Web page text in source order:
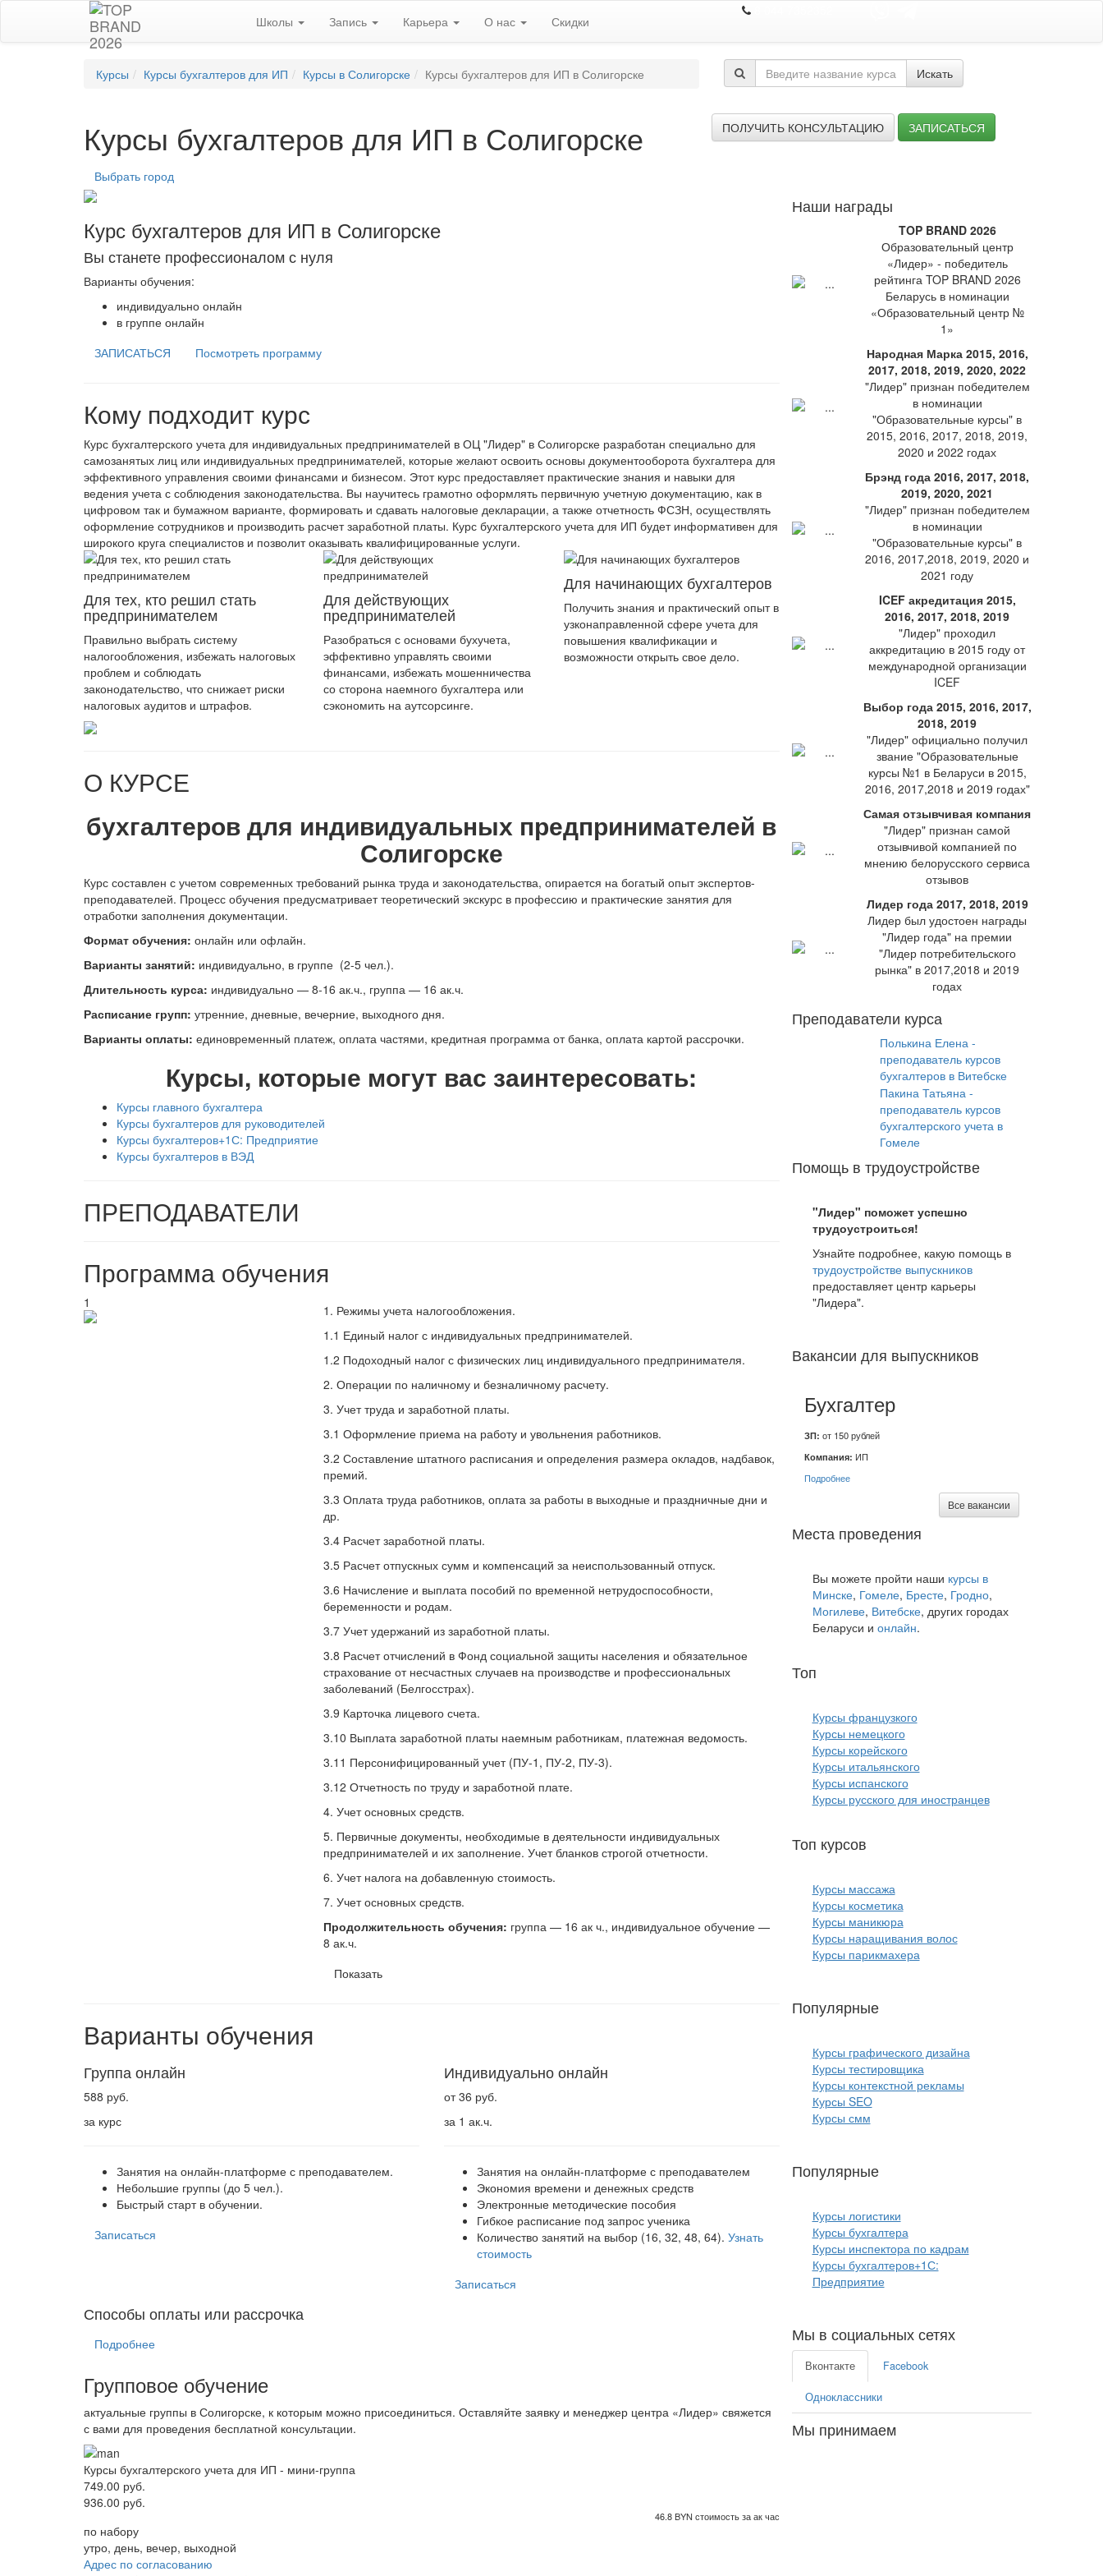
Школы Запись Карьера О нас Скидки
Курсы Курсы бухгалтеров для ИП Курсы в Солигорске Курсы бухгалтеров для ИП в Солигорске Искать
Курсы бухгалтеров для ИП в Солигорске ПОЛУЧИТЬ КОНСУЛЬТАЦИЮ ЗАПИСАТЬСЯ
Выбрать город
Курс бухгалтеров для ИП в Солигорске
Вы станете профессионалом с нуля
Варианты обучения:
индивидуально онлайн
в группе онлайн
ЗАПИСАТЬСЯ
Посмотреть программу
Кому подходит курс
Курс бухгалтерского учета для индивидуальных предпринимателей в ОЦ "Лидер" в Солигорске разработан специально для
самозанятых лиц или индивидуальных предпринимателей, которые желают освоить основы документооборота бухгалтера для
эффективного управления своими финансами и бизнесом. Этот курс предоставляет практические знания и навыки для
ведения учета с соблюдения законодательства. Вы научитесь грамотно оформлять первичную учетную документацию, как в
цифровом так и бумажном варианте, формировать и сдавать налоговые декларации, а также отчетность ФСЗН, осуществлять
оформление сотрудников и производить расчет заработной платы. Курс бухгалтерского учета для ИП будет информативен для
широкого круга специалистов и позволит оказывать квалифицированные услуги.
Для тех, кто решил стать
предпринимателем
Правильно выбрать систему
налогообложения, избежать налоговых
проблем и соблюдать
законодательство, что снижает риски
налоговых аудитов и штрафов.
Для действующих
предпринимателей
Разобраться с основами бухучета,
эффективно управлять своими
финансами, избежать мошенничества
со сторона наемного бухгалтера или
сэкономить на аутсорсинге.
Для начинающих бухгалтеров
Получить знания и практический опыт в
узконаправленной сфере учета для
повышения квалификации и
возможности открыть свое дело.
О КУРСЕ
бухгалтеров для индивидуальных предпринимателей в
Солигорске
Курс составлен с учетом современных требований рынка труда и законодательства, опирается на богатый опыт экспертов-
преподавателей. Процесс обучения предусматривает теоретический экскурс в профессию и практические занятия для
отработки заполнения документации.
Формат обучения: онлайн или офлайн.
Варианты занятий: индивидуально, в группе (2-5 чел.).
Длительность курса: индивидуально — 8-16 ак.ч., группа — 16 ак.ч.
Расписание групп: утренние, дневные, вечерние, выходного дня.
Варианты оплаты: единовременный платеж, оплата частями, кредитная программа от банка, оплата картой рассрочки.
Курсы, которые могут вас заинтересовать:
Курсы главного бухгалтера
Курсы бухгалтеров для руководителей
Курсы бухгалтеров+1С: Предприятие
Курсы бухгалтеров в ВЭД
ПРЕПОДАВАТЕЛИ
Программа обучения
1
1. Режимы учета налогообложения.
1.1 Единый налог с индивидуальных предпринимателей.
1.2 Подоходный налог с физических лиц индивидуального предпринимателя.
2. Операции по наличному и безналичному расчету.
3. Учет труда и заработной платы.
3.1 Оформление приема на работу и увольнения работников.
3.2 Составление штатного расписания и определения размера окладов, надбавок,
премий.
3.3 Оплата труда работников, оплата за работы в выходные и праздничные дни и
др.
3.4 Расчет заработной платы.
3.5 Расчет отпускных сумм и компенсаций за неиспользованный отпуск.
3.6 Начисление и выплата пособий по временной нетрудоспособности,
беременности и родам.
3.7 Учет удержаний из заработной платы.
3.8 Расчет отчислений в Фонд социальной защиты населения и обязательное
страхование от несчастных случаев на производстве и профессиональных
заболеваний (Белгосстрах).
3.9 Карточка лицевого счета.
3.10 Выплата заработной платы наемным работникам, платежная ведомость.
3.11 Персонифицированный учет (ПУ-1, ПУ-2, ПУ-3).
3.12 Отчетность по труду и заработной плате.
4. Учет основных средств.
5. Первичные документы, необходимые в деятельности индивидуальных
предпринимателей и их заполнение. Учет бланков строгой отчетности.
6. Учет налога на добавленную стоимость.
7. Учет основных средств.
Продолжительность обучения: группа — 16 ак ч., индивидуальное обучение —
8 ак.ч.
Показать
Варианты обучения
Группа онлайн
588 руб.
за курс
Занятия на онлайн-платформе с преподавателем.
Небольшие группы (до 5 чел.).
Быстрый старт в обучении.
Записаться
Индивидуально онлайн
от 36 руб.
за 1 ак.ч.
Занятия на онлайн-платформе с преподавателем
Экономия времени и денежных средств
Электронные методические пособия
Гибкое расписание под запрос ученика
Количество занятий на выбор (16, 32, 48, 64). Узнать
стоимость
Записаться
Способы оплаты или рассрочка
Подробнее
Групповое обучение
актуальные группы в Солигорске, к которым можно присоединиться. Оставляйте заявку и менеджер центра «Лидер» свяжется
с вами для проведения бесплатной консультации.
Курсы бухгалтерского учета для ИП - мини-группа
749.00 руб.
936.00 руб.
46.8 BYN стоимость за ак час
по набору
утро, день, вечер, выходной
Адрес по согласованию
Наши награды
TOP BRAND 2026
Образовательный центр
«Лидер» - победитель
рейтинга TOP BRAND 2026
Беларусь в номинации
«Образовательный центр №
1»
Народная Марка 2015, 2016,
2017, 2018, 2019, 2020, 2022
"Лидер" признан победителем
в номинации
"Образовательные курсы" в
2015, 2016, 2017, 2018, 2019,
2020 и 2022 годах
Брэнд года 2016, 2017, 2018,
2019, 2020, 2021
"Лидер" признан победителем
в номинации
"Образовательные курсы" в
2016, 2017,2018, 2019, 2020 и
2021 году
ICEF акредитация 2015,
2016, 2017, 2018, 2019
"Лидер" проходил
аккредитацию в 2015 году от
международной организации
ICEF
Выбор года 2015, 2016, 2017,
2018, 2019
"Лидер" официально получил
звание "Образовательные
курсы №1 в Беларуси в 2015,
2016, 2017,2018 и 2019 годах"
Самая отзывчивая компания
"Лидер" признан самой
отзывчивой компанией по
мнению белорусского сервиса
отзывов
Лидер года 2017, 2018, 2019
Лидер был удостоен награды
"Лидер года" на премии
"Лидер потребительского
рынка" в 2017,2018 и 2019
годах
Преподаватели курса
Полькина Елена -
преподаватель курсов
бухгалтеров в Витебске
Пакина Татьяна -
преподаватель курсов
бухгалтерского учета в
Гомеле
Помощь в трудоустройстве
"Лидер" поможет успешно
трудоустроиться!
Узнайте подробнее, какую помощь в
трудоустройстве выпускников
предоставляет центр карьеры
"Лидера".
Вакансии для выпускников
Бухгалтер
ЗП: от 150 рублей
Компания: ИП
Подробнее
Все вакансии
Места проведения
Вы можете пройти наши курсы в
Минске, Гомеле, Бресте, Гродно,
Могилеве, Витебске, других городах
Беларуси и онлайн.
Топ
Курсы французкого
Курсы немецкого
Курсы корейского
Курсы итальянского
Курсы испанского
Курсы русского для иностранцев
Топ курсов
Курсы массажа
Курсы косметика
Курсы маникюра
Курсы наращивания волос
Курсы парикмахера
Популярные
Курсы графического дизайна
Курсы тестировщика
Курсы контекстной рекламы
Курсы SEO
Курсы смм
Популярные
Курсы логистики
Курсы бухгалтера
Курсы инспектора по кадрам
Курсы бухгалтеров+1С:
Предприятие
Мы в социальных сетях
Вконтакте Facebook
Одноклассники
Мы принимаем